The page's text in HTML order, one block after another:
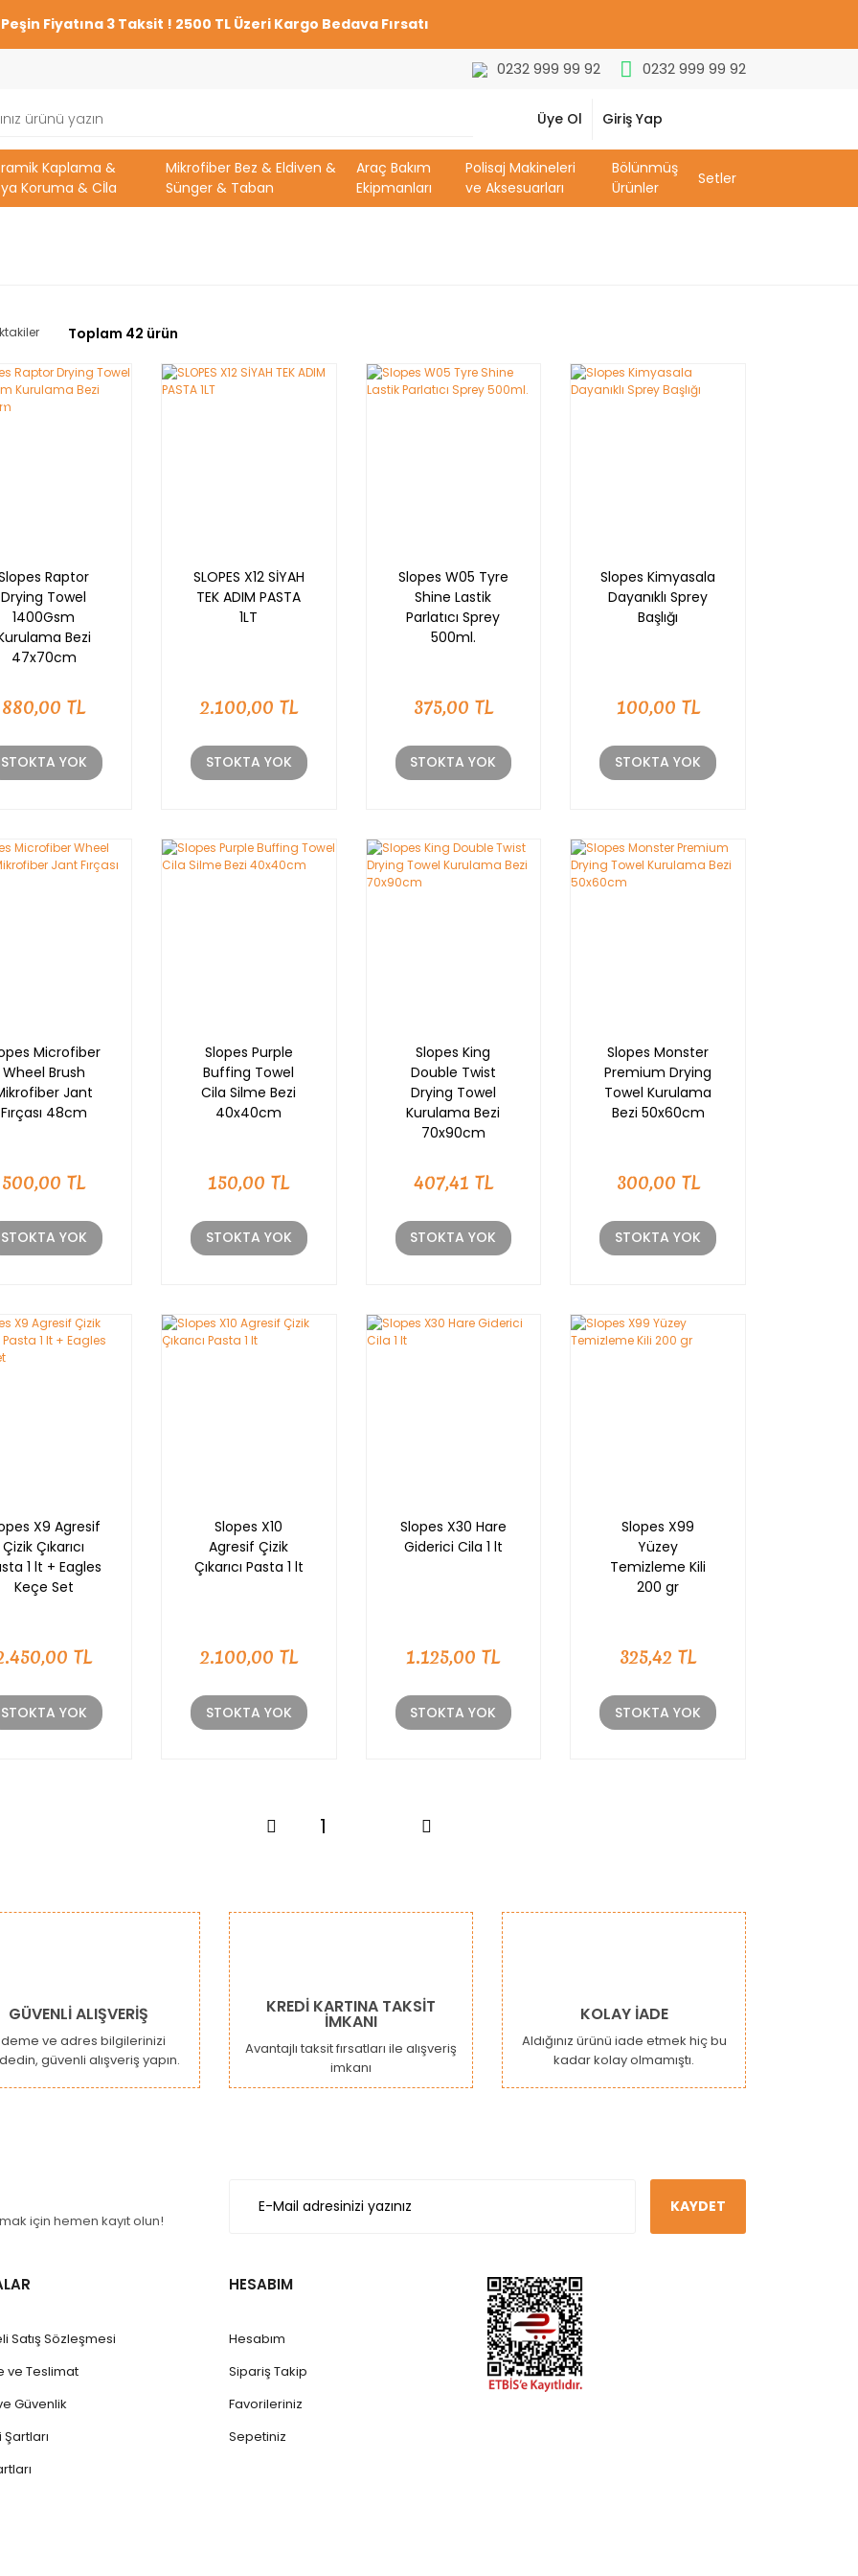
Peşin Fiyatına 3 Taksit ! 2500 TL Üzeri Kargo Bedava Fırsatı
0232 999 99 92 0232 999 99 92
Üye Ol Giriş Yap
Kaplama &
Koruma & Cİla
Mikrofiber Bez & Eldiven &
Sünger & Taban
Araç Bakım
Ekipmanları
Polisaj Makineleri
ve Aksesuarları
Bölünmüş
Ürünler
Setler
Toplam 42 ürün
Raptor
Drying Towel
1400Gsm
Bezi
47x70cm
880,00 TL
STOKTA YOK
SLOPES X12 SİYAH
TEK ADIM PASTA
1LT
2.100,00 TL
STOKTA YOK
Slopes W05 Tyre
Shine Lastik
Parlatıcı Sprey
500ml.
375,00 TL
STOKTA YOK
Slopes Kimyasala
Dayanıklı Sprey
Başlığı
100,00 TL
STOKTA YOK
Microfiber
Wheel Brush
Jant
Fırçası 48cm
500,00 TL
STOKTA YOK
Slopes Purple
Buffing Towel
Cila Silme Bezi
40x40cm
150,00 TL
STOKTA YOK
Slopes King
Double Twist
Drying Towel
Kurulama Bezi
70x90cm
407,41 TL
STOKTA YOK
Slopes Monster
Premium Drying
Towel Kurulama
Bezi 50x60cm
300,00 TL
STOKTA YOK
X9 Agresif
Çizik Çıkarıcı
1 lt + Eagles
Keçe Set
TL
STOKTA YOK
Slopes X10
Agresif Çizik
Çıkarıcı Pasta 1 lt
2.100,00 TL
STOKTA YOK
Slopes X30 Hare
Giderici Cila 1 lt
1.125,00 TL
STOKTA YOK
Slopes X99
Yüzey
Temizleme Kili
200 gr
325,42 TL
STOKTA YOK
1
GÜVENLİ ALIŞVERİŞ
ve adres bilgilerinizi
güvenli alışveriş yapın.
KREDİ KARTINA TAKSİT
İMKANI
Avantajlı taksit fırsatları ile alışveriş
imkanı
KOLAY İADE
Aldığınız ürünü iade etmek hiç bu
kadar kolay olmamıştı.
için hemen kayıt olun!
KAYDET
Satış Sözleşmesi
ve Teslimat
Güvenlik
HESABIM
Hesabım
Sipariş Takip
Favorileriniz
Sepetiniz